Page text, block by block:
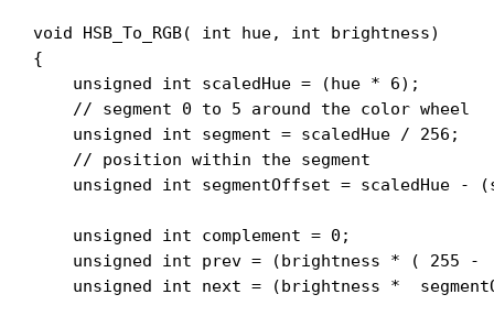
void HSB_To_RGB( int hue, int brightness)
{
    unsigned int scaledHue = (hue * 6);
    // segment 0 to 5 around the color wheel
    unsigned int segment = scaledHue / 256;
    // position within the segment
unsigned int segmentOffset = scaledHue -
    unsigned int complement = 0;
unsigned int prev = (brightness * ( 255 -
unsigned int next = (brightness *